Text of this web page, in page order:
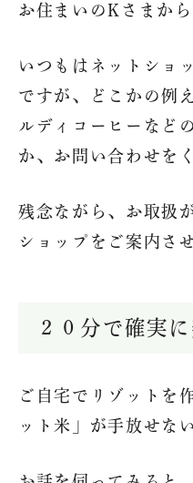
お住まいのKさまから
いつもはネットショ
ですが、どこかの例
ルディコーヒーなど
か、お問い合わせを
残念ながら、お取扱
ショップをご案内さ
２０分で確実
ご自宅でリゾットを
ット米」が手放せな